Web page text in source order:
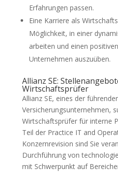
Erfahrungen passen.
Eine Karriere als
Möglichkeit, in einer
arbeiten und einen
Unternehmen auszuüben.
Allianz SE:
Wirtschaftsprüfer
Allianz SE, eines der
Versicherungsunternehmen,
Wirtschaftsprüfer für interne
Teil der Practice IT and
Konzernrevision sind Sie
Durchführung von
mit Schwerpunkt auf